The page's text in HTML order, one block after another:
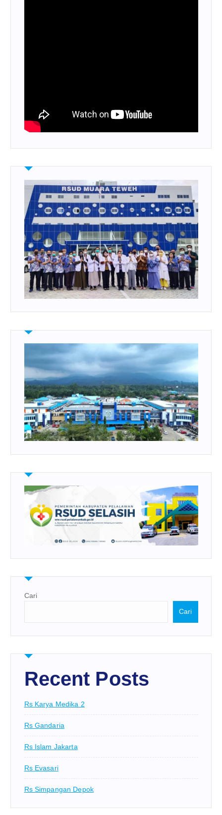
Cari
Cari
Recent Posts
Rs Karya Medika 2
Rs Gandaria
Rs Islam Jakarta
Rs Evasari
Rs Simpangan Depok